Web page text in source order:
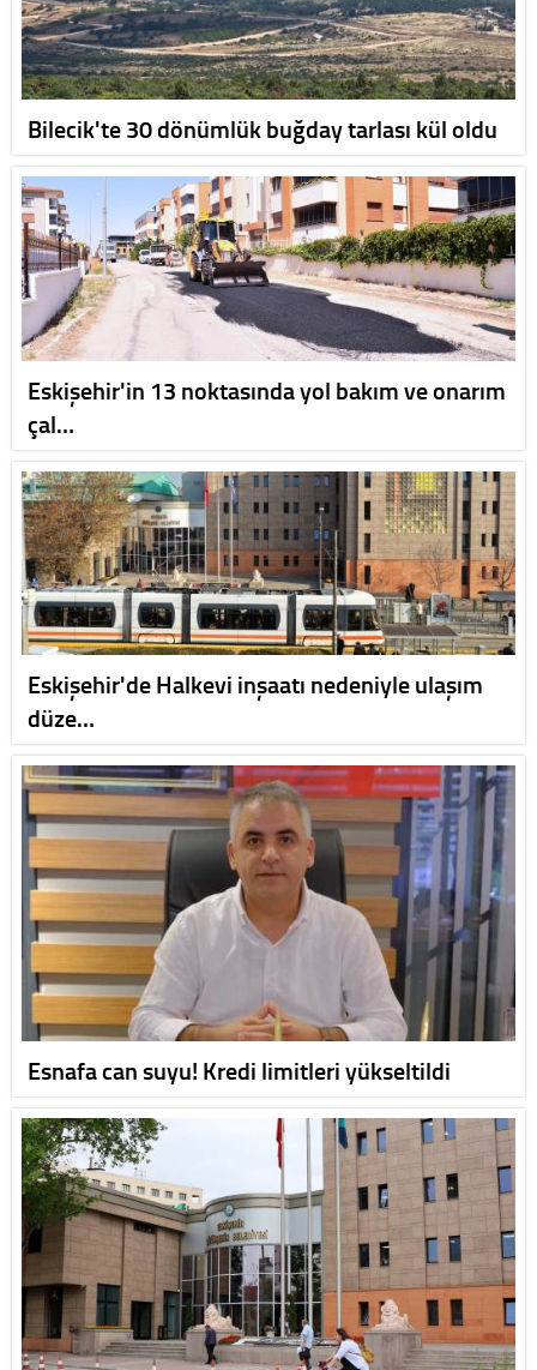
Bilecik'te 30 dönümlük buğday tarlası kül oldu
Eskişehir'in 13 noktasında yol bakım ve onarım
çal…
Eskişehir'de Halkevi inşaatı nedeniyle ulaşım
düze…
Esnafa can suyu! Kredi limitleri yükseltildi